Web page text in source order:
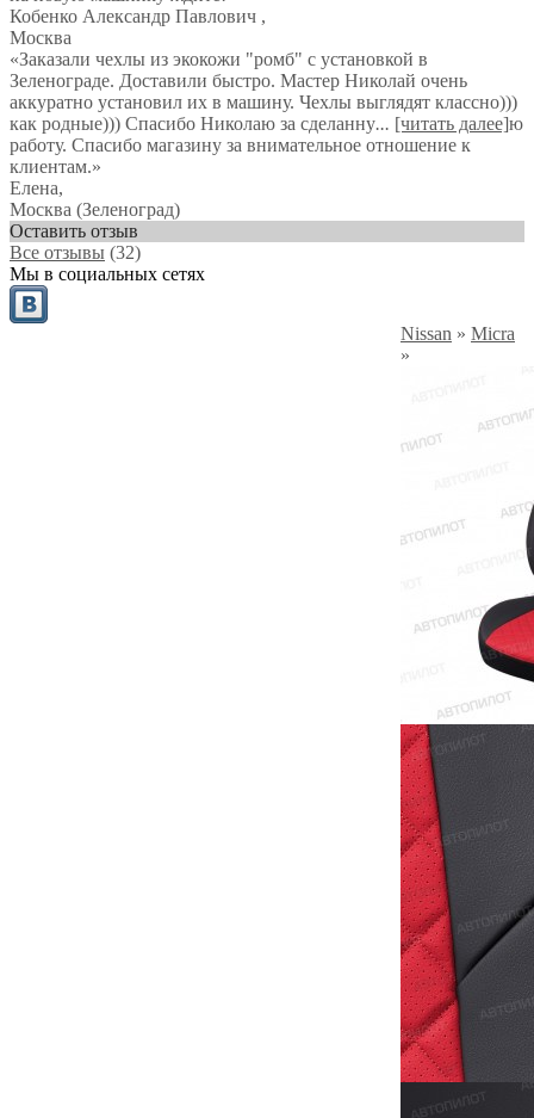
Кобенко Александр Павлович ,
Москва
«Заказали чехлы из экокожи "ромб" с установкой в
Зеленограде. Доставили быстро. Мастер Николай очень
аккуратно установил их в машину. Чехлы выглядят классно)))
как родные))) Спасибо Николаю за сделанну... [читать далее]ю
работу. Спасибо магазину за внимательное отношение к
клиентам.»
Елена,
Москва (Зеленоград)
Оставить отзыв
Все отзывы (32)
Мы в социальных сетях
Nissan » Micra
»